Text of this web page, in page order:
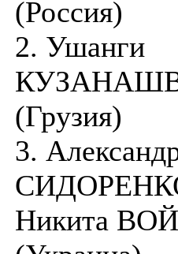
(Россия)
2. Ушанги
(Грузия)
3.
Никита